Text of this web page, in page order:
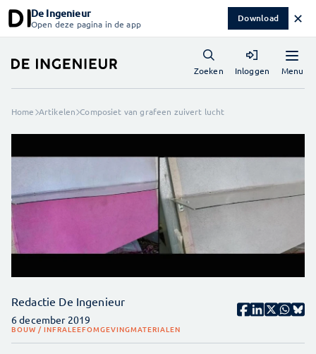
De Ingenieur
Open deze pagina in de app Download ✕
Menu
Zoeken Inloggen
Home Artikelen Composiet van grafeen zuivert lucht
Redactie De Ingenieur
6 december 2019
BOUW / INFRALEEFOMGEVINGMATERIALEN